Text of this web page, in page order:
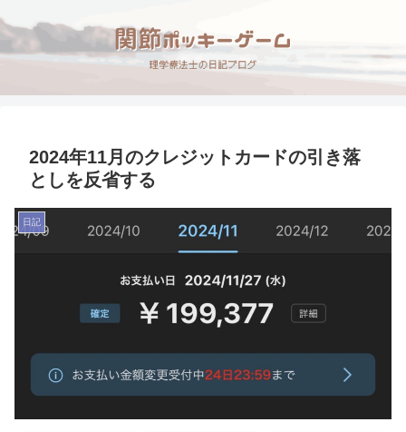
2024年11月のクレジットカードの引き落
としを反省する
日記